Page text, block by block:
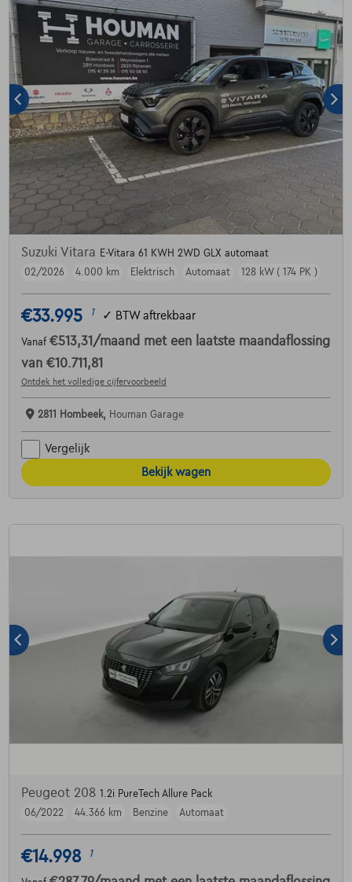
Suzuki Vitara E-Vitara 61 KWH 2WD GLX automaat
02/2026
4.000 km Elektrisch Automaat 128 kW ( 174 PK )
€33.995 1 ✓ BTW aftrekbaar
Vanaf €513,31 /maand met een laatste maandaflossing
van €10.711,81
Ontdek het volledige cijfervoorbeeld
2811 Hombeek, Houman Garage
Vergelijk
Bekijk wagen
Peugeot 208 1.2i PureTech Allure Pack
06/2022
44.366 km Benzine Automaat
€14.998 1